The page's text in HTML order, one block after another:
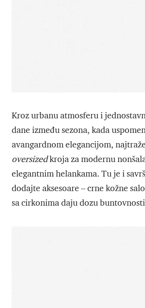
Kroz urbanu atmosferu i
dane između sezona, kada
avangardnom elegancijom,
oversizedkroja za modernu
elegantnim helankama. Tu je i
dodajte aksesoare – crne kožne
sa cirkonima daju dozu